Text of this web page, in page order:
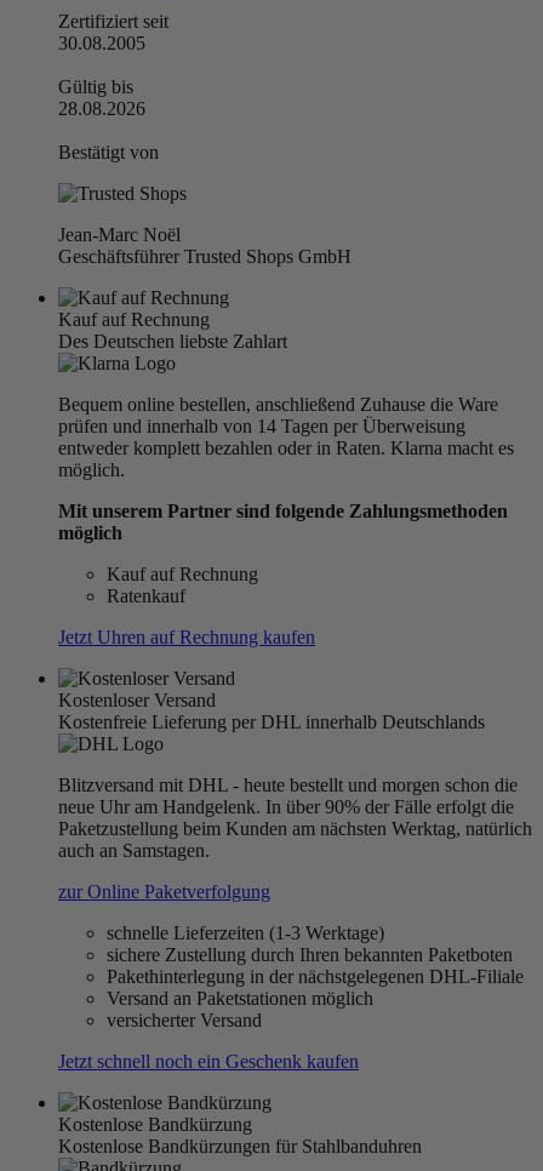
Zertifiziert seit
30.08.2005
Gültig bis
28.08.2026
Bestätigt von
Jean-Marc Noël
Geschäftsführer Trusted Shops GmbH
Kauf auf Rechnung
Des Deutschen liebste Zahlart
Bequem online bestellen, anschließend Zuhause die Ware
prüfen und innerhalb von 14 Tagen per Überweisung
entweder komplett bezahlen oder in Raten. Klarna macht es
möglich.
Mit unserem Partner sind folgende Zahlungsmethoden
möglich
Kauf auf Rechnung
Ratenkauf
Jetzt Uhren auf Rechnung kaufen
Kostenloser Versand
Kostenfreie Lieferung per DHL innerhalb Deutschlands
Blitzversand mit DHL - heute bestellt und morgen schon die
neue Uhr am Handgelenk. In über 90% der Fälle erfolgt die
Paketzustellung beim Kunden am nächsten Werktag, natürlich
auch an Samstagen.
zur Online Paketverfolgung
schnelle Lieferzeiten (1-3 Werktage)
sichere Zustellung durch Ihren bekannten Paketboten
Pakethinterlegung in der nächstgelegenen DHL-Filiale
Versand an Paketstationen möglich
versicherter Versand
Jetzt schnell noch ein Geschenk kaufen
Kostenlose Bandkürzung
Kostenlose Bandkürzungen für Stahlbanduhren